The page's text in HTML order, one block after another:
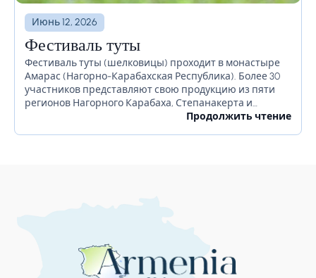
Июнь 12, 2026
Фестиваль туты
Фестиваль туты (шелковицы) проходит в монастыре
Амарас (Нагорно-Карабахская Республика). Более 30
участников представляют свою продукцию из пяти
регионов Нагорного Карабаха, Степанакерта и
Республики Армения. На фестивале местные
Продолжить чтение